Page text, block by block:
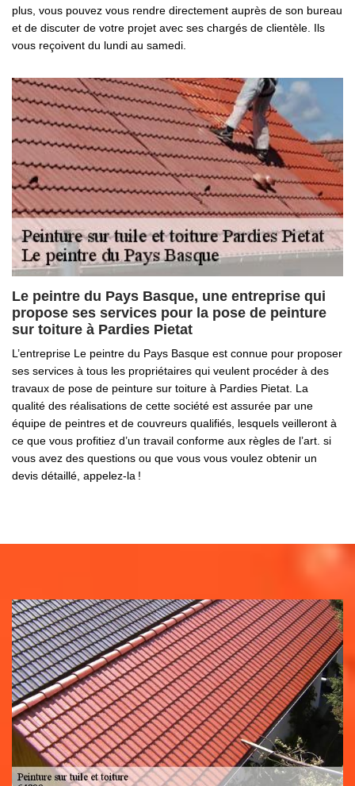
plus, vous pouvez vous rendre directement auprès de son bureau
et de discuter de votre projet avec ses chargés de clientèle. Ils
vous reçoivent du lundi au samedi.
Le peintre du Pays Basque, une entreprise qui
propose ses services pour la pose de peinture
sur toiture à Pardies Pietat
L’entreprise Le peintre du Pays Basque est connue pour proposer
ses services à tous les propriétaires qui veulent procéder à des
travaux de pose de peinture sur toiture à Pardies Pietat. La
qualité des réalisations de cette société est assurée par une
équipe de peintres et de couvreurs qualifiés, lesquels veilleront à
ce que vous profitiez d’un travail conforme aux règles de l’art. si
vous avez des questions ou que vous vous voulez obtenir un
devis détaillé, appelez-la !